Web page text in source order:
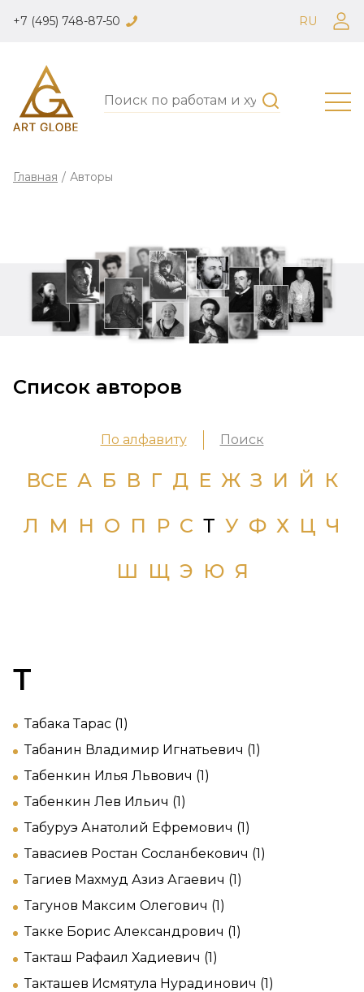
+7 (495) 748-87-50 RU
Главная / Авторы
Список авторов
По алфавиту Поиск
ВСЕ А Б В Г Д Е Ж З И Й К
Л
М Н О П Р С Т У Ф Х Ц Ч
Ш Щ Э Ю Я
Т
Табака Тарас (1)
Табанин Владимир Игнатьевич (1)
Табенкин Илья Львович (1)
Табенкин Лев Ильич (1)
Табуруэ Анатолий Ефремович (1)
Тавасиев Ростан Сосланбекович (1)
Тагиев Махмуд Азиз Агаевич (1)
Тагунов Максим Олегович (1)
Такке Борис Александрович (1)
Такташ Рафаил Хадиевич (1)
Такташев Исмятула Нурадинович (1)